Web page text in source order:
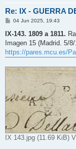
Re: IX - GUERRA
M
n
a
j
e
04 Jun 2025, 19:43
IX-143. 1809 a 1811.
Imagen 15 (Madrid. 5/
https://pares.mcu.es/
IX 143.jpg (11.69 KiB)